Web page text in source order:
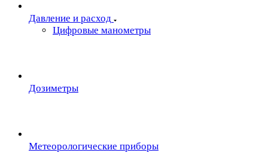
Давление и расход
Цифровые манометры
Дозиметры
Метеорологические приборы